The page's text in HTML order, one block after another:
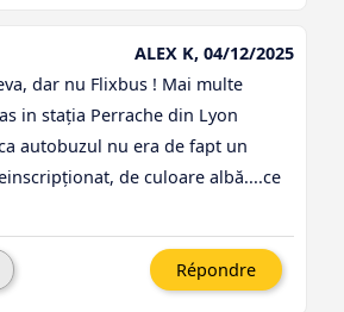
ALEX K, 04/12/2025
dar nu Flixbus ! Mai multe
in stația Perrache din Lyon
autobuzul nu era de fapt un
de culoare albă....ce
Répondre